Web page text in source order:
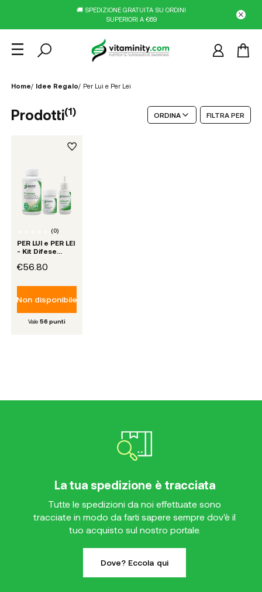
🚚 SPEDIZIONE GRATUITA SU ORDINI
SUPERIORI A €69
Home/ Idee Regalo/ Per Lui e Per Lei
Prodotti(1) ORDINA FILTRA PER
(0)
PER LUI e PER LEI
- Kit Difese
€56.80
Non disponibile
Vale 56 punti
La tua spedizione è tracciata
Tutte le spedizioni da noi effettuate sono
tracciate in modo da farti sapere sempre dov'è il
tuo acquisto sul nostro portale.
Dove? Eccola qui